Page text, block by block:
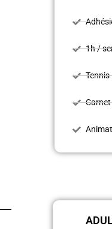
1h /
Tennis